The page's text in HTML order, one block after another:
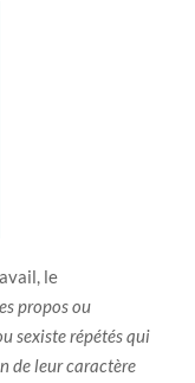
le
propos ou
sexiste répétés qui
de leur caractère